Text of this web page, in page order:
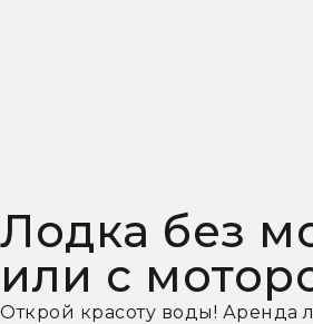
Лодка без
или с
Открой красоту воды! Аренда